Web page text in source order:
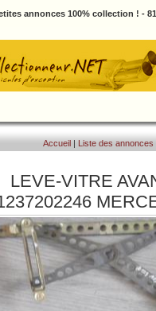
annonces 100% collection ! -
Accueil | Liste des annonces
LEVE-VITRE